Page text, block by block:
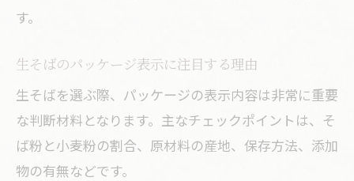
す。
生そばのパッケージ表示に注目する理由
生そばを選ぶ際、パッケージの表示内容は非常に重要
な判断材料となります。主なチェックポイントは、そ
ば粉と小麦粉の割合、原材料の産地、保存方法、添加
物の有無などです。